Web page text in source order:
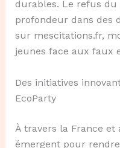
durables. Le refus du
profondeur dans des
sur mescitations.fr,
jeunes face aux faux
Des initiatives
EcoParty
À travers la France
émergent pour